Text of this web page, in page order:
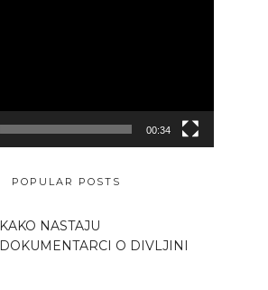
00:34
POPULAR POSTS
KAKO NASTAJU
DOKUMENTARCI O DIVLJINI